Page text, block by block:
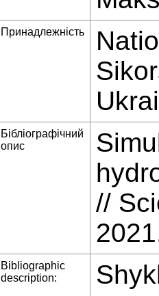
Принадлежність
Бібліографічний
опис
//
Bibliographic
description: